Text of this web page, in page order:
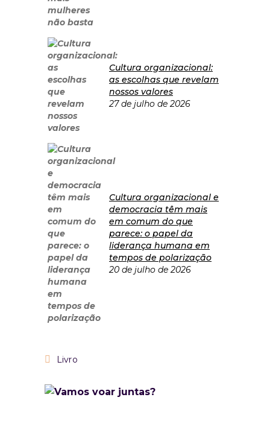
Cultura organizacional:
as escolhas que revelam
nossos valores
27 de julho de 2026
Cultura organizacional e
democracia têm mais
em comum do que
parece: o papel da
liderança humana em
tempos de polarização
20 de julho de 2026
Livro